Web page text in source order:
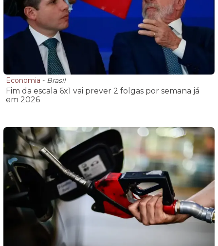
Economia - Brasil
Fim da escala 6x1 vai prever 2 folgas por semana já
em 2026